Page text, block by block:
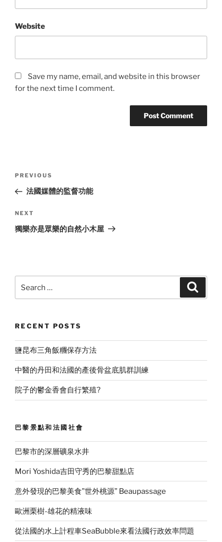
Website
Save my name, email, and website in this browser
for the next time I comment.
Previous
Post
PREVIOUS
法國媒體的監督功能
Next
Post
NEXT
獨樂亦是眾樂的自然小木屋
for:
RECENT POSTS
鹽昆布三角飯糰保存方法
中醫的丹田和法國的產後骨盆底肌群訓練
院子的鬱金香會自行繁殖?
巴黎景點和法國社會
巴黎市的深層礦泉水井
Mori Yoshida吉田守秀的巴黎甜點店
意外發現的巴黎美食”世外桃源” Beaupassage
歐洲栗樹-雄花的精液味
從法國的水上計程車SeaBubble來看法國行政效率問題